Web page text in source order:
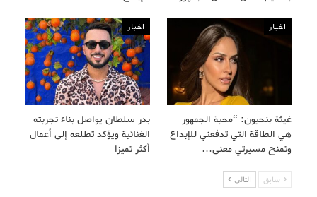
اخبار
غيثة بنحيون: “محبة الجمهور
هي الطاقة التي تدفعني للإبداع
وتمنح مسيرتي معنى…
اخبار
بدر سلطان يواصل بناء تجربته
الغنائية ويؤكد تطلعه إلى أعمال
أكثر تميزا
سابق التالى